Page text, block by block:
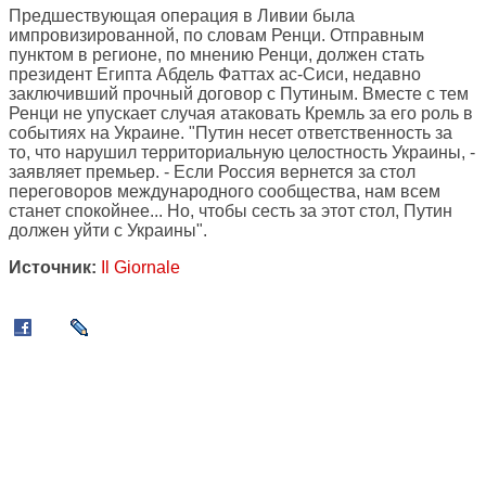
Предшествующая операция в Ливии была
импровизированной, по словам Ренци. Отправным
пунктом в регионе, по мнению Ренци, должен стать
президент Египта Абдель Фаттах ас-Сиси, недавно
заключивший прочный договор с Путиным. Вместе с тем
Ренци не упускает случая атаковать Кремль за его роль в
событиях на Украине. "Путин несет ответственность за
то, что нарушил территориальную целостность Украины, -
заявляет премьер. - Если Россия вернется за стол
переговоров международного сообщества, нам всем
станет спокойнее... Но, чтобы сесть за этот стол, Путин
должен уйти с Украины".
Источник:
Il Giornale